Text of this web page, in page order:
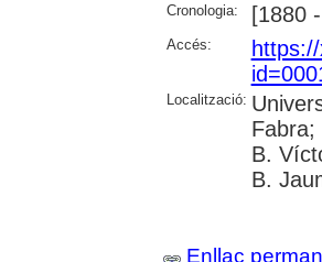
Cronologia: [1880
Accés:
Localització:
Fabra;
B.
B.
Enllaç